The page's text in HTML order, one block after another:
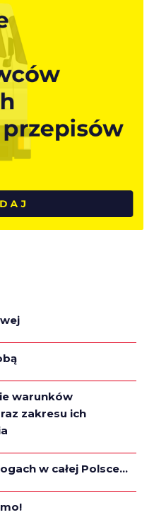
warunków
zakresu ich
w całej Polsce…